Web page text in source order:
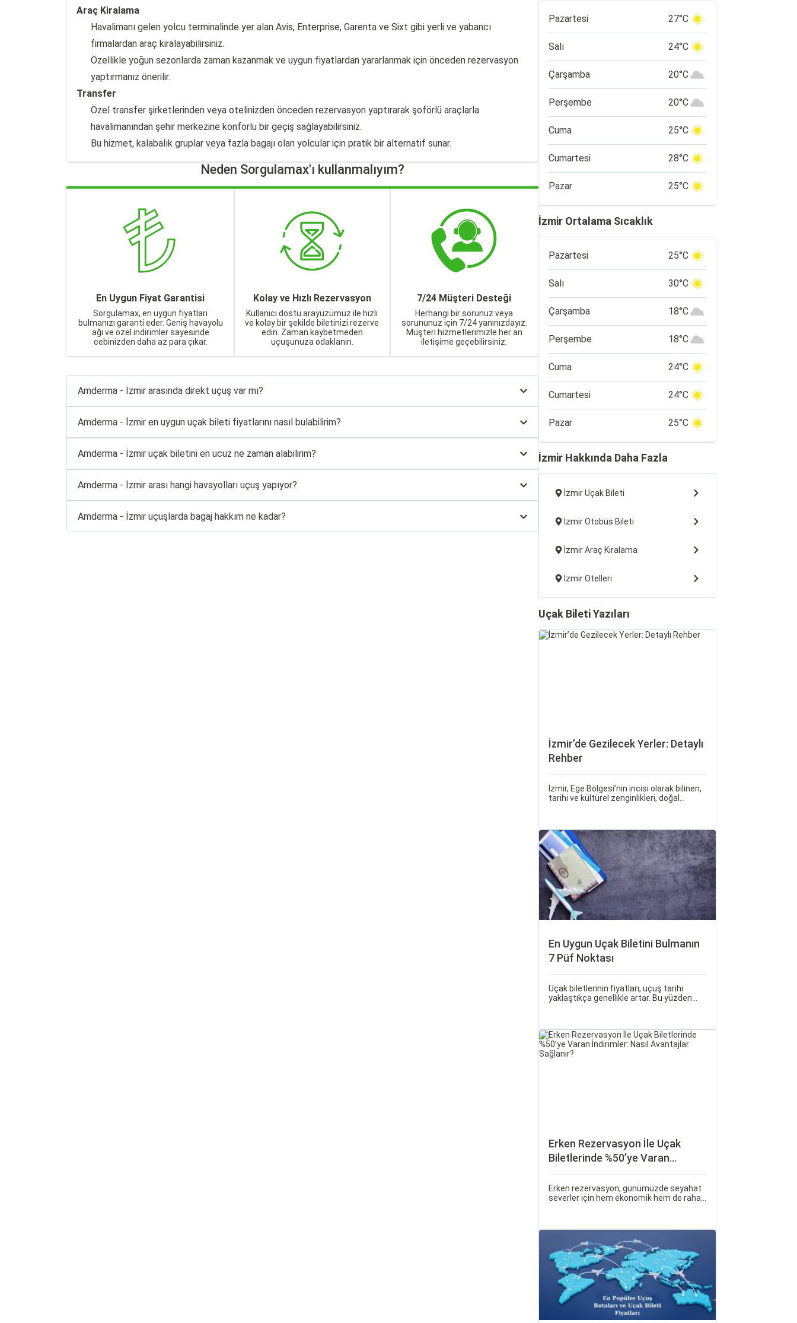
Araç Kiralama
Havalimanı gelen yolcu terminalinde yer alan Avis, Enterprise, Garenta ve Sixt gibi yerli ve yabancı
firmalardan araç kiralayabilirsiniz.
Özellikle yoğun sezonlarda zaman kazanmak ve uygun fiyatlardan yararlanmak için önceden rezervasyon
yaptırmanız önerilir.
Transfer
Özel transfer şirketlerinden veya otelinizden önceden rezervasyon yaptırarak şoförlü araçlarla
havalimanından şehir merkezine konforlu bir geçiş sağlayabilirsiniz.
Bu hizmet, kalabalık gruplar veya fazla bagajı olan yolcular için pratik bir alternatif sunar.
Neden Sorgulamax'ı kullanmalıyım?
En Uygun Fiyat Garantisi
Sorgulamax, en uygun fiyatları
bulmanızı garanti eder. Geniş havayolu
ağı ve özel indirimler sayesinde
cebinizden daha az para çıkar.
Kolay ve Hızlı Rezervasyon
Kullanıcı dostu arayüzümüz ile hızlı
ve kolay bir şekilde biletinizi rezerve
edin. Zaman kaybetmeden
uçuşunuza odaklanın.
7/24 Müşteri Desteği
Herhangi bir sorunuz veya
sorununuz için 7/24 yanınızdayız.
Müşteri hizmetlerimizle her an
iletişime geçebilirsiniz.
Amderma - İzmir arasında direkt uçuş var mı?
Amderma - İzmir en uygun uçak bileti fiyatlarını nasıl bulabilirim?
Amderma - İzmir uçak biletini en ucuz ne zaman alabilirim?
Amderma - İzmir arası hangi havayolları uçuş yapıyor?
Amderma - İzmir uçuşlarda bagaj hakkım ne kadar?
Pazartesi 27°C
Salı 24°C
Çarşamba 20°C
Perşembe 20°C
Cuma 25°C
Cumartesi 28°C
Pazar 25°C
İzmir Ortalama Sıcaklık
Pazartesi 25°C
Salı 30°C
Çarşamba 18°C
Perşembe 18°C
Cuma 24°C
Cumartesi 24°C
Pazar 25°C
İzmir Hakkında Daha Fazla
İzmir Uçak Bileti
İzmir Otobüs Bileti
İzmir Araç Kiralama
İzmir Otelleri
Uçak Bileti Yazıları
İzmir’de Gezilecek Yerler: Detaylı
Rehber
İzmir, Ege Bölgesi’nin incisi olarak bilinen,
tarihi ve kültürel zenginlikleri, doğal
ait tarihi eserleri, eşsiz plajları ve renkli
gece hayatı ile ziyaretçilerine unutulmaz
deneyimler sunmaktadır.
En Uygun Uçak Biletini Bulmanın
7 Püf Noktası
Uçak biletlerinin fiyatları, uçuş tarihi
yaklaştıkça genellikle artar. Bu yüzden
Erken Rezervasyon İle Uçak
Biletlerinde %50’ye Varan
Sağlanır?
Erken rezervasyon, günümüzde seyahat
severler için hem ekonomik hem de rahat
daha uygun fiyatlarla uçuş imkanı sağlar.